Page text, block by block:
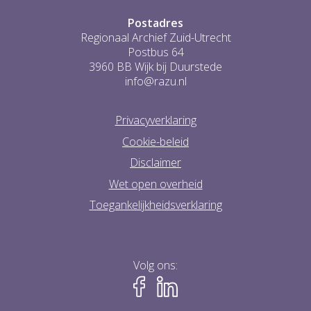
Postadres
Regionaal Archief Zuid-Utrecht
Postbus 64
3960 BB Wijk bij Duurstede
info@razu.nl
Privacyverklaring
Cookie-beleid
Disclaimer
Wet open overheid
Toegankelijkheidsverklaring
Volg ons: